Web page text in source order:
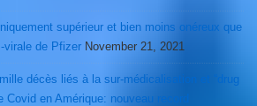
supérieur et bien moins onéreux que
virale de Pfizer November 21, 2021
décès liés à la sur-médicalisation et “drug
Covid en Amérique: nouveau record